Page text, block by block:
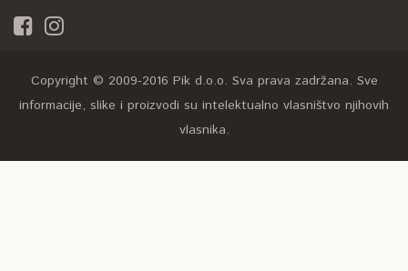
Copyright © 2009-2016 Pik d.o.o. Sva prava zadržana. Sve
informacije, slike i proizvodi su intelektualno vlasništvo njihovih
vlasnika.